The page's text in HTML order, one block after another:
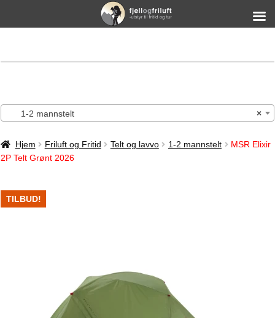
×
1-2 mannstelt
Hjem Friluft og Fritid Telt og lavvo 1-2 mannstelt
MSR Elixir
2P Telt Grønt 2026
TILBUD!